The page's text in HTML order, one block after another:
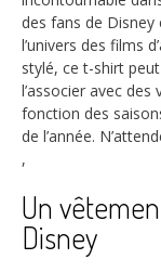
des fans de
l’univers des films
stylé, ce t-shirt
l’associer avec
fonction des
de l’année.
,
Un
Disney